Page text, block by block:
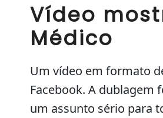
Vídeo
Médico
Um vídeo em formato
Facebook. A dublagem
um assunto sério para